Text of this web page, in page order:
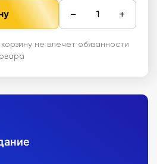
− +
не влечет обязанности